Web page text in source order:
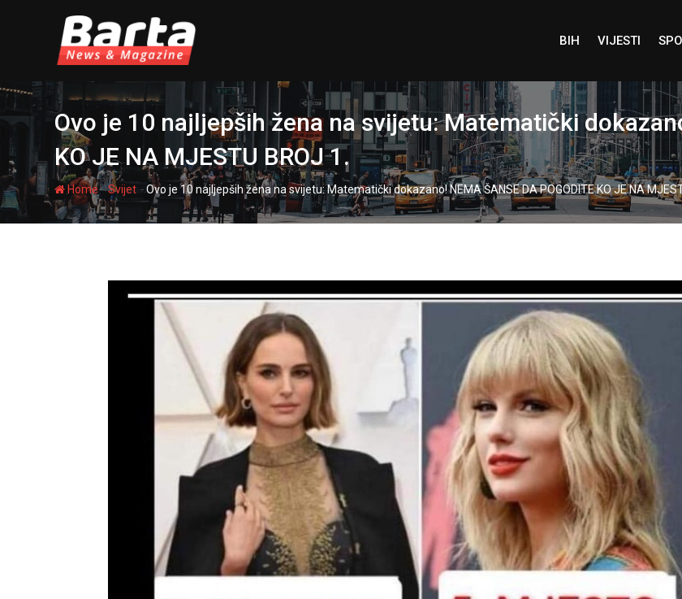
BIH VIJESTI
Ovo je 10 najljepših žena na svijetu: Matematički
KO JE NA MJESTU BROJ 1.
Home-Svijet -Ovo je 10 najljepših žena na svijetu: Matematički dokazano! NEMA ŠANSE DA POGODITE KO JE NA